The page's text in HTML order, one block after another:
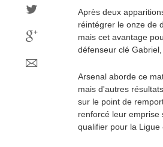
Après deux
réintégrer le onze de
mais cet avantage
défenseur clé
Arsenal aborde ce
mais d'autres
sur le point de
renforcé leur emprise
qualifier pour la Ligue